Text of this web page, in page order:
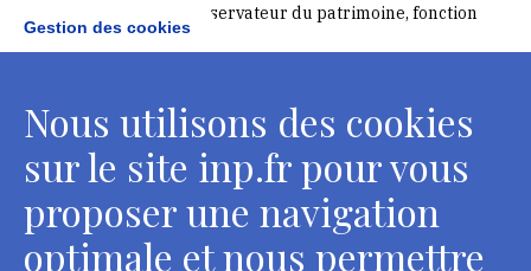
David Coelho, élève conservateur du patrimoine, fonction
publique territoriale
direction d’Hélène Jagot, directrice
Rapporteuse : Caroline Bongard, directrice adjointe de la
culture et du patrimoine de Haute-Savoie
mercredi 19 juin - salle Lenoir –11h10-11h50
Gestion des cookies
Nous utilisons des cookies
sur le site inp.fr pour vous
proposer une navigation
optimale et nous permettre